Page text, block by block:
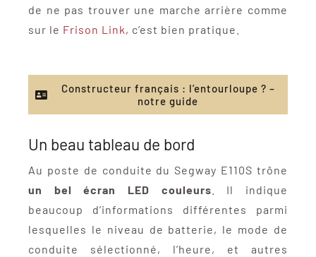
de ne pas trouver une marche arrière comme
sur le Frison Link, c’est bien pratique.
Constructeur français : l’entourloupe ? –
notre guide
Un beau tableau de bord
Au poste de conduite du Segway E110S trône
un bel écran LED couleurs . Il indique
beaucoup d’informations différentes parmi
lesquelles le niveau de batterie, le mode de
conduite sélectionné, l’heure, et autres